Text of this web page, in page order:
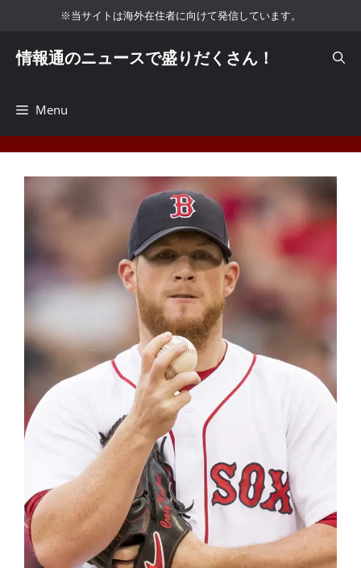
キ
※当サイトは海外在住者に向けて発信しています。
情報通のニュースで盛りだくさん！
Menu